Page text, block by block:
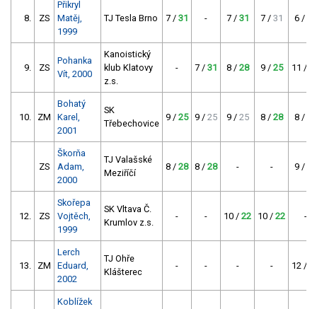
8. ZS
Přikryl
Matěj,
1999
TJ Tesla Brno 7 / 31 - 7 / 31 7 / 31 6 /
9. ZS
Pohanka
Vít, 2000
Kanoistický
klub Klatovy
z.s.
- 7 / 31 8 / 28 9 / 25 11 /
10. ZM
Bohatý
Karel,
2001
SK
Třebechovice
9 / 25 9 / 25 9 / 25 8 / 28 8 /
ZS
Škorňa
Adam,
2000
TJ Valašské
Meziříčí
8 / 28 8 / 28 - - 9 /
12. ZS
Skořepa
Vojtěch,
1999
SK Vltava Č.
Krumlov z.s.
- - 10 / 22 10 / 22 -
13. ZM
Lerch
Eduard,
2002
TJ Ohře
Klášterec
- - - - 12 /
Koblížek